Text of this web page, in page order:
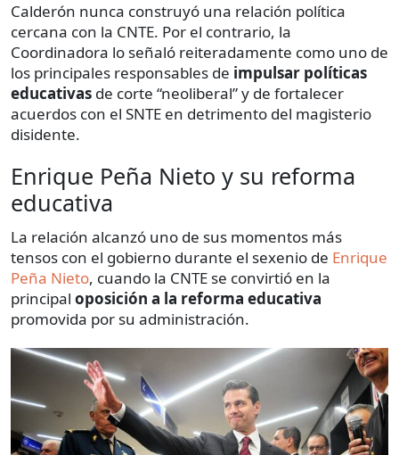
Calderón nunca construyó una relación política
cercana con la CNTE. Por el contrario, la
Coordinadora lo señaló reiteradamente como uno de
los principales responsables de impulsar políticas
educativas de corte “neoliberal” y de fortalecer
acuerdos con el SNTE en detrimento del magisterio
disidente.
Enrique Peña Nieto y su reforma
educativa
La relación alcanzó uno de sus momentos más
tensos con el gobierno durante el sexenio de Enrique
Peña Nieto, cuando la CNTE se convirtió en la
principal oposición a la reforma educativa
promovida por su administración.